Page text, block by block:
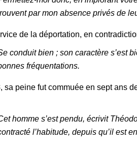
par mon absence privés de
de la déportation, en
conduit bien ; son caractère s’est
fréquentations.
sa peine fut commuée en sept ans
homme s’est pendu, écrivit
l’habitude, depuis qu’il est